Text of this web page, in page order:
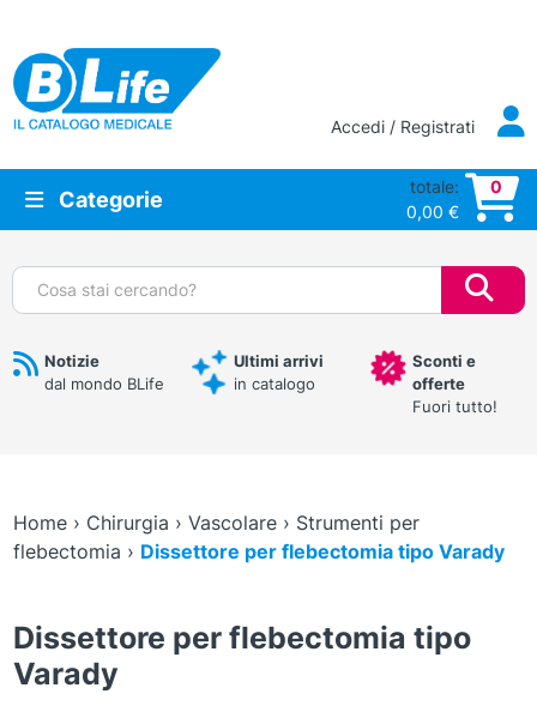
Vai al contenuto principale
Accedi / Registrati
Categorie
totale:
0,00 €
0
Cerca:
Notizie
dal mondo BLife
Ultimi arrivi
in catalogo
Sconti e
offerte
Fuori tutto!
Home› Chirurgia › Vascolare› Strumenti per
flebectomia › Dissettore per flebectomia tipo Varady
Dissettore per flebectomia tipo
Varady